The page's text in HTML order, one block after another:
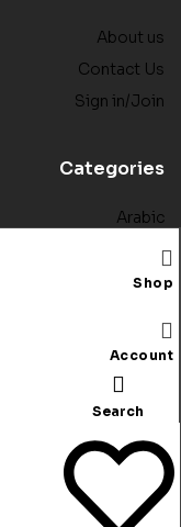
Shop
Account
Search
About us
Contact Us
Sign in/Join
Categories
Arabic
English
French
Spanish
All rights reserved.